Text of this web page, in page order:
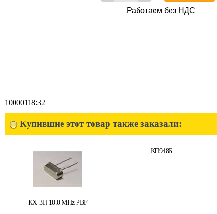
Работаем без НДС
------------------
10000118:32
Купившие этот товар также заказали:
KX-3H 10.0 MHz PBF
КП948Б